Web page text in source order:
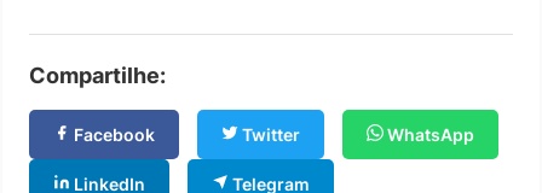
Compartilhe:
Facebook Twitter WhatsApp
LinkedIn Telegram